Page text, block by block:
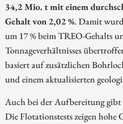
34,2 Mio. t mit einem
Gehalt von 2,02 %. Damit
um 17 % beim TREO-Gehalts
Tonnageverhältnisses
basiert auf zusätzlichen
und einem aktualisierten
Auch bei der Aufbereitung gibt
Die Flotationstests zeigen hohe